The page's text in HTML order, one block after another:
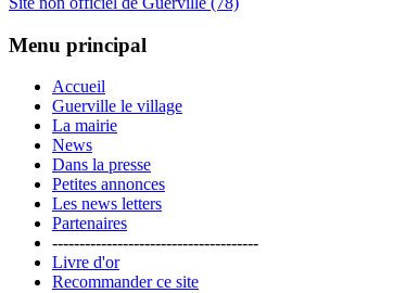
Menu principal
Accueil
Guerville le village
La mairie
News
Dans la presse
Petites annonces
Les news letters
Partenaires
--------------------------------------
Livre d'or
Recommander ce site